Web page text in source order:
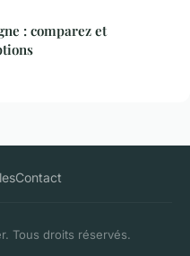
: comparez et
Contact
Tous droits réservés.